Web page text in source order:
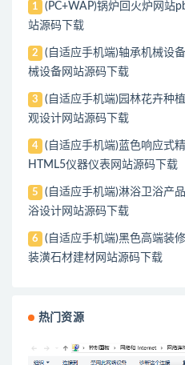
1
(PC+WAP)锅炉回火炉网站
站源码下载
2
(自适应手机端)轴承机械设
械设备网站源码下载
3
(自适应手机端)园林花卉种
观设计网站源码下载
4
(自适应手机端)蓝色响应式
HTML5仪器仪表网站源码下载
5
(自适应手机端)淋浴卫浴产
浴设计网站源码下载
6
(自适应手机端)黑色高端装
装潢石材建材网站源码下载
热门资源